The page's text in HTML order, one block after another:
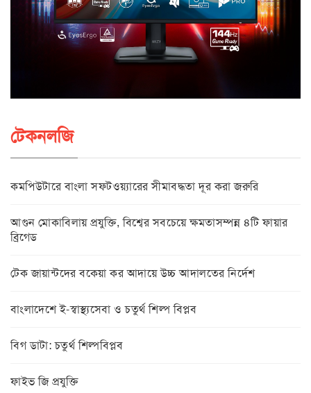
টেকনলজি
কমপিউটারে বাংলা সফটওয়্যারের সীমাবদ্ধতা দূর করা জরুরি
আগুন মোকাবিলায় প্রযুক্তি, বিশ্বের সবচেয়ে ক্ষমতাসম্পন্ন ৪টি ফায়ার
ব্রিগেড
টেক জায়ান্টদের বকেয়া কর আদায়ে উচ্চ আদালতের নির্দেশ
বাংলাদেশে ই-স্বাস্থ্যসেবা ও চতুর্থ শিল্প বিপ্লব
বিগ ডাটা: চতুর্থ শিল্পবিপ্লব
ফাইভ জি প্রযুক্তি